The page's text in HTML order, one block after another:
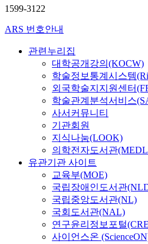
1599-3122
ARS 번호안내
관련누리집
대학공개강의(KOCW)
학술정보통계시스템
외국학술지지원센터
학술관계분석서비스
사서커뮤니티
기관회원
지식나눔(LOOK)
의학전자도서관
유관기관 사이트
교육부(MOE)
국립장애인도서관
국립중앙도서관(NL)
국회도서관(NAL)
연구윤리정보포털
사이언스온